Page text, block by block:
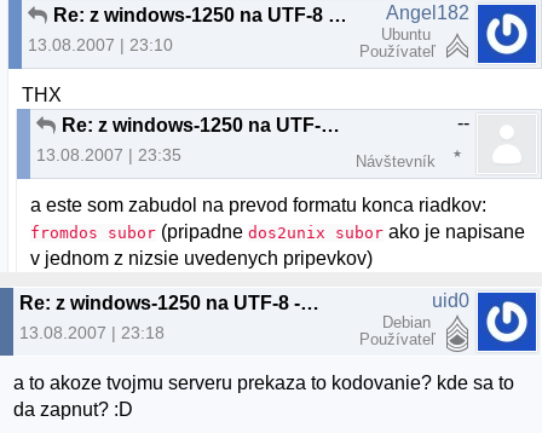
Re: z windows-1250 na UTF-8 --> WEB
13.08.2007 | 23:10
Angel182
Ubuntu
Používateľ
THX
Re: z windows-1250 na UTF-8 --> WEB
13.08.2007 | 23:35
--
Návštevník
a este som zabudol na prevod formatu konca riadkov:
fromdos subor (pripadnedos2unix subor ako je napisane
v jednom z nizsie uvedenych pripevkov)
Re: z windows-1250 na UTF-8 --> WEB
13.08.2007 | 23:18
uid0
Debian
Používateľ
a to akoze tvojmu serveru prekaza to kodovanie? kde sa to
da zapnut? :D